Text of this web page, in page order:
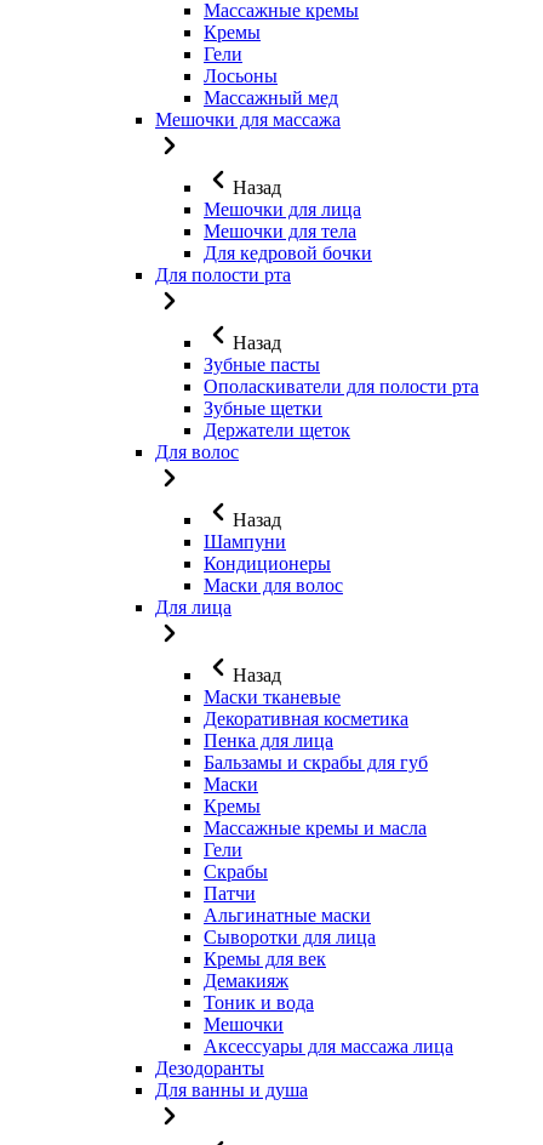
Массажные кремы
Кремы
Гели
Лосьоны
Массажный мед
Мешочки для массажа
Назад
Мешочки для лица
Мешочки для тела
Для кедровой бочки
Для полости рта
Назад
Зубные пасты
Ополаскиватели для полости рта
Зубные щетки
Держатели щеток
Для волос
Назад
Шампуни
Кондиционеры
Маски для волос
Для лица
Назад
Маски тканевые
Декоративная косметика
Пенка для лица
Бальзамы и скрабы для губ
Маски
Кремы
Массажные кремы и масла
Гели
Скрабы
Патчи
Альгинатные маски
Сыворотки для лица
Кремы для век
Демакияж
Тоник и вода
Мешочки
Аксессуары для массажа лица
Дезодоранты
Для ванны и душа